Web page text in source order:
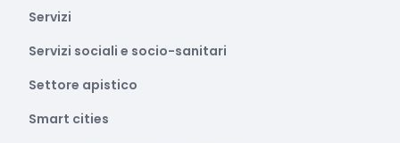
Servizi
Servizi sociali e socio-sanitari
Settore apistico
Smart cities